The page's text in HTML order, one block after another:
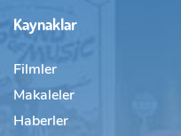
Kaynaklar
Filmler
Makaleler
Haberler